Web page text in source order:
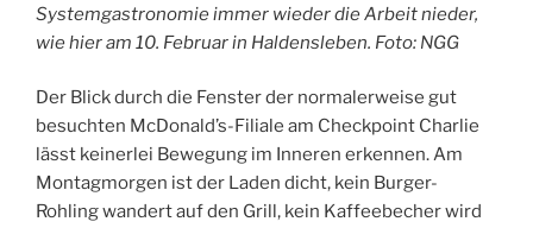
Systemgastronomie immer wieder die Arbeit nieder,
wie hier am 10. Februar in Haldensleben. Foto: NGG
Der Blick durch die Fenster der normalerweise gut
besuchten McDonald’s-Filiale am Checkpoint Charlie
lässt keinerlei Bewegung im Inneren erkennen. Am
Montagmorgen ist der Laden dicht, kein Burger-
Rohling wandert auf den Grill, kein Kaffeebecher wird